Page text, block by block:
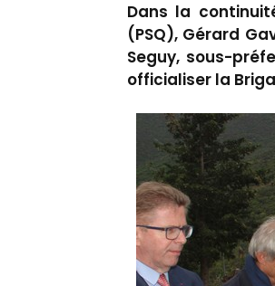
Dans la
(PSQ), Gérard
Seguy, sous-
officialiser la